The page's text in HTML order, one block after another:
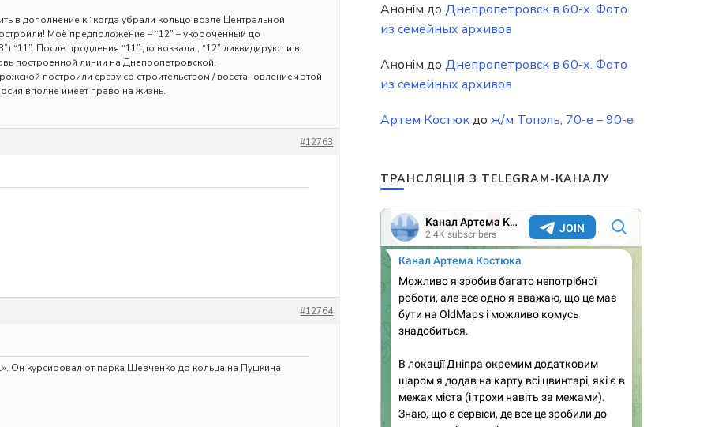
в дополнение к “когда убрали кольцо возле Центральной
Моё предположение – “12” – укороченный до
“11”. После продления “11” до вокзала , “12” ликвидируют и в
построенной линии на Днепропетровской.
построили сразу со строительством / восстановлением этой
вполне имеет право на жизнь.
#12763
#12764
Он курсировал от парка Шевченко до кольца на Пушкина
Анонім до Днепропетровск в 60-х. Фото
из семейных архивов
Анонім до Днепропетровск в 60-х. Фото
из семейных архивов
Артем Костюкдо ж/м Тополь, 70-е – 90-е
ТРАНСЛЯЦІЯ З TELEGRAM-КАНАЛУ